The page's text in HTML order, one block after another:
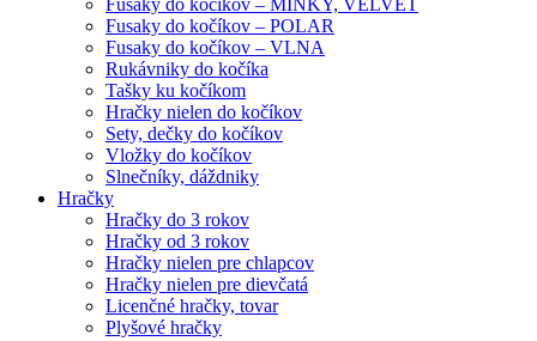
Fusaky do kočíkov – POLAR
Fusaky do kočíkov – VLNA
Rukávniky do kočíka
Tašky ku kočíkom
Hračky nielen do kočíkov
Sety, dečky do kočíkov
Vložky do kočíkov
Slnečníky, dáždniky
Hračky
Hračky do 3 rokov
Hračky od 3 rokov
Hračky nielen pre chlapcov
Hračky nielen pre dievčatá
Licenčné hračky, tovar
Plyšové hračky